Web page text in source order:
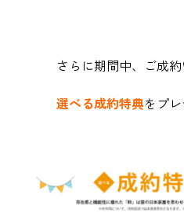
さらに期間中、ご成
選べる成約特典をプ